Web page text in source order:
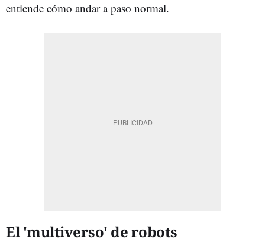
entiende cómo andar a paso normal.
El 'multiverso' de robots